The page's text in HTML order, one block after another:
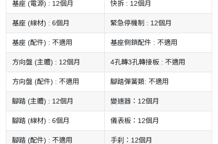
基座 (電源) : 12個月 快拆 : 12個月
基座 (線材) : 6個月 緊急停機制 : 12個月
基座 (配件) : 不適用 基座側鎖配件 : 不適用
方向盤 (主體) : 12個月 4孔轉3孔轉接板 : 不適用
方向盤 (配件) : 不適用 腳踏彈簧類: 不適用
腳踏 (主體) : 12個月 變速器：12個月
腳踏 (線材) : 6個月 儀表板：12個月
腳踏 (配件) : 不適用 手刹：12個月